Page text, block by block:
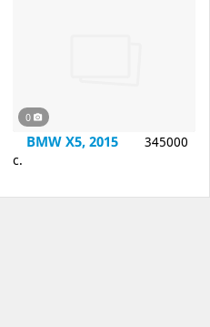
0
BMW X5, 2015
345000
c.